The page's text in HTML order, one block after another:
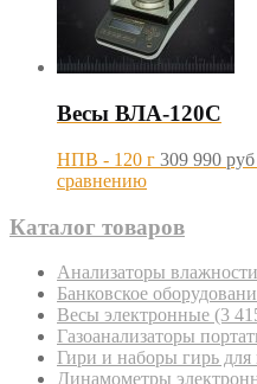
Весы ВЛА-120С
НПВ - 120 г 309 990 руб
сравнению
Каталог товаров
Анализаторы влажности
Банковское
Весы электронные (3
Газоанализаторы
Гири и наборы гирь для
Динамометры